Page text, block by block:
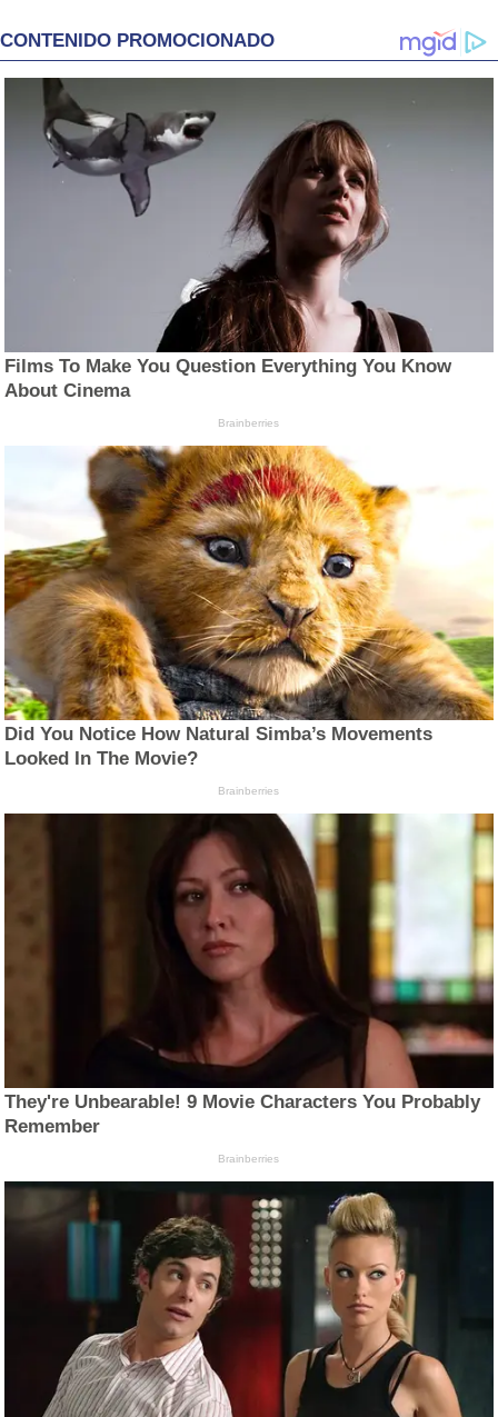
CONTENIDO PROMOCIONADO
Films To Make You Question Everything You Know
About Cinema
Brainberries
Did You Notice How Natural Simba’s Movements
Looked In The Movie?
Brainberries
They're Unbearable! 9 Movie Characters You Probably
Remember
Brainberries